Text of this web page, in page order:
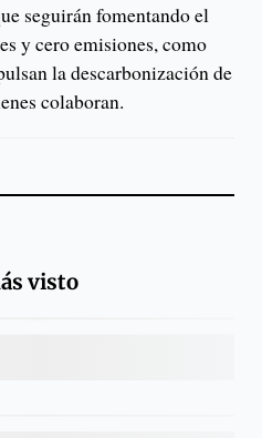
seguirán fomentando el
y cero emisiones, como
la descarbonización de
colaboran.
visto